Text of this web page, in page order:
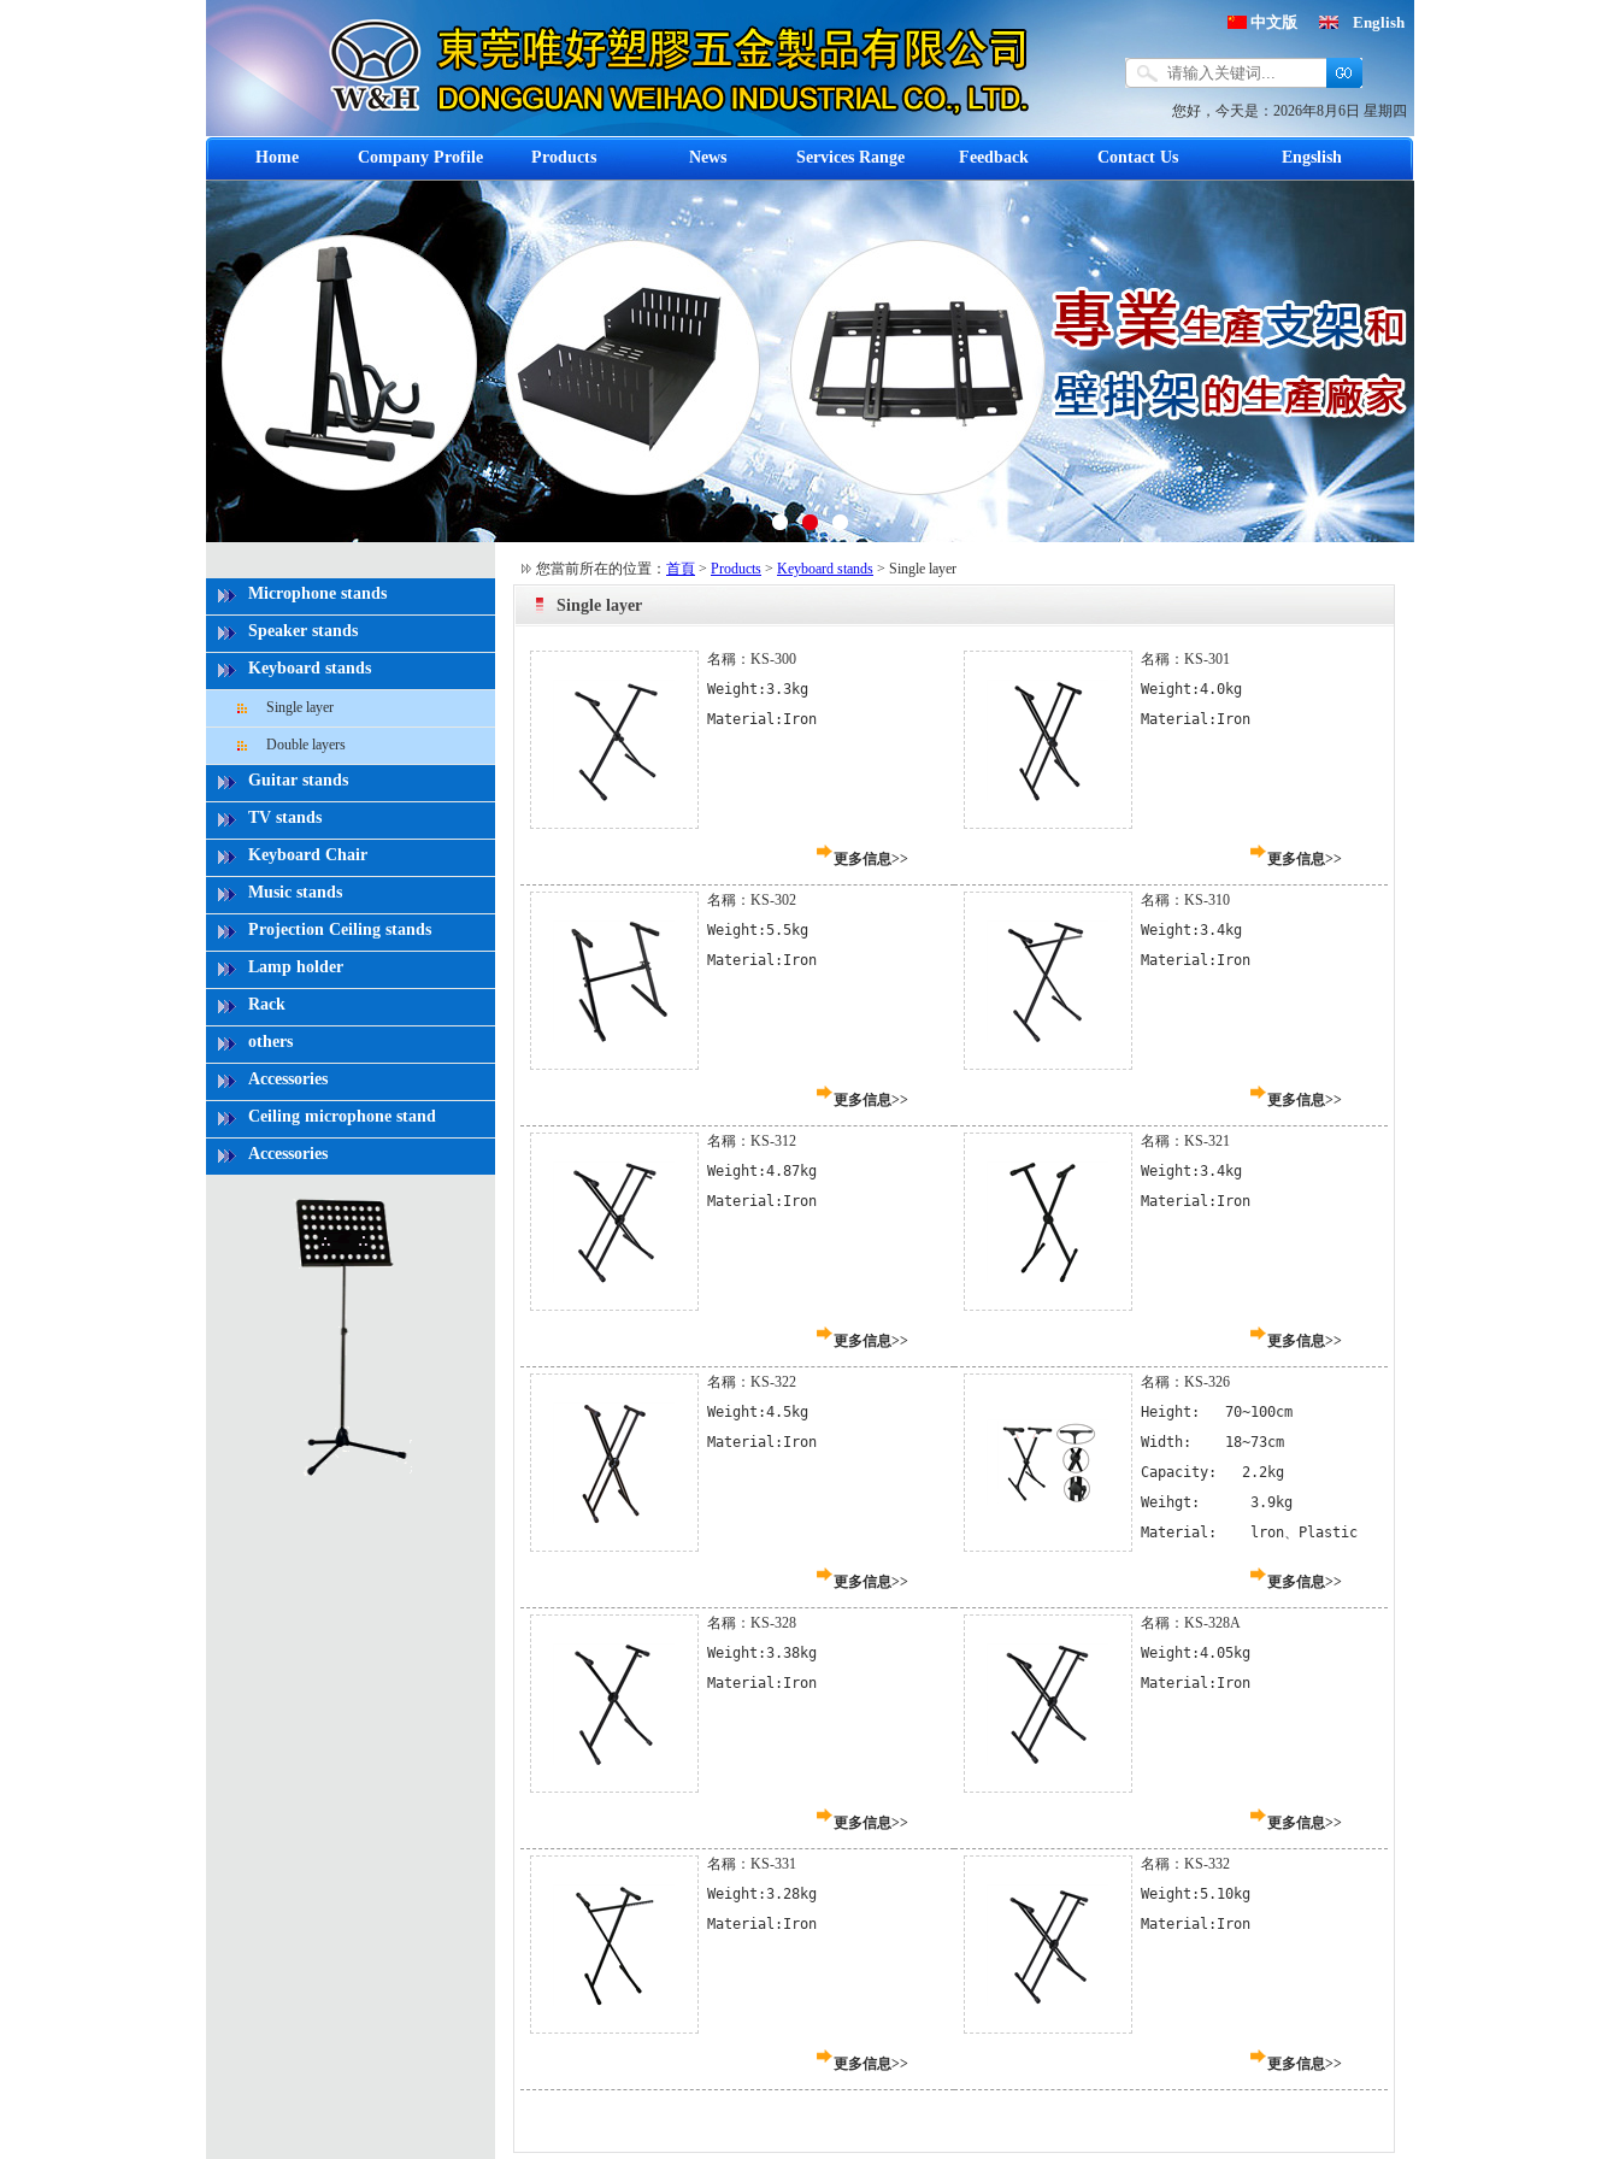
中文版 English
您好，今天是： 2026年8月6日 星期四
Home Company Profile Products News Services Range Feedback Contact Us Engslish
Microphone stands
Speaker stands
Keyboard stands
Single layer
Double layers
Guitar stands
TV stands
Keyboard Chair
Music stands
Projection Ceiling stands
Lamp holder
Rack
others
Accessories
Ceiling microphone stand
Accessories
您當前所在的位置： 首頁 > Products > Keyboard stands > Single layer
Single layer
名稱：KS-300
Weight:3.3kg
Material:Iron
更多信息>>
名稱：KS-301
Weight:4.0kg
Material:Iron
更多信息>>
名稱：KS-302
Weight:5.5kg
Material:Iron
更多信息>>
名稱：KS-310
Weight:3.4kg
Material:Iron
更多信息>>
名稱：KS-312
Weight:4.87kg
Material:Iron
更多信息>>
名稱：KS-321
Weight:3.4kg
Material:Iron
更多信息>>
名稱：KS-322
Weight:4.5kg
Material:Iron
更多信息>>
名稱：KS-326
Height:   70~100cm
Width:    18~73cm
Capacity:   2.2kg
Weihgt:      3.9kg
Material:    lron、Plastic
更多信息>>
名稱：KS-328
Weight:3.38kg
Material:Iron
更多信息>>
名稱：KS-328A
Weight:4.05kg
Material:Iron
更多信息>>
名稱：KS-331
Weight:3.28kg
Material:Iron
更多信息>>
名稱：KS-332
Weight:5.10kg
Material:Iron
更多信息>>